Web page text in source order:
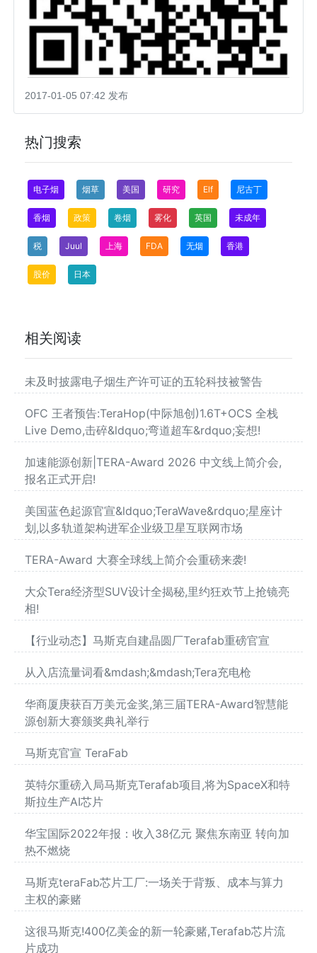
2017-01-05 07:42 发布
热门搜索
电子烟 烟草 美国 研究 Elf 尼古丁
香烟 政策 卷烟 雾化 英国 未成年
税 Juul 上海 FDA 无烟 香港
股价 日本
相关阅读
未及时披露电子烟生产许可证的五轮科技被警告
OFC 王者预告:TeraHop(中际旭创)1.6T+OCS 全栈
Live Demo,击碎&ldquo;弯道超车&rdquo;妄想!
加速能源创新|TERA-Award 2026 中文线上简介会,
报名正式开启!
美国蓝色起源官宣&ldquo;TeraWave&rdquo;星座计
划,以多轨道架构进军企业级卫星互联网市场
TERA-Award 大赛全球线上简介会重磅来袭!
大众Tera经济型SUV设计全揭秘,里约狂欢节上抢镜亮
相!
【行业动态】马斯克自建晶圆厂Terafab重磅官宣
从入店流量词看&mdash;&mdash;Tera充电枪
华商厦庚获百万美元金奖,第三届TERA-Award智慧能
源创新大赛颁奖典礼举行
马斯克官宣 TeraFab
英特尔重磅入局马斯克Terafab项目,将为SpaceX和特
斯拉生产AI芯片
华宝国际2022年报：收入38亿元 聚焦东南亚 转向加
热不燃烧
马斯克teraFab芯片工厂:一场关于背叛、成本与算力
主权的豪赌
这很马斯克!400亿美金的新一轮豪赌,Terafab芯片流
片成功